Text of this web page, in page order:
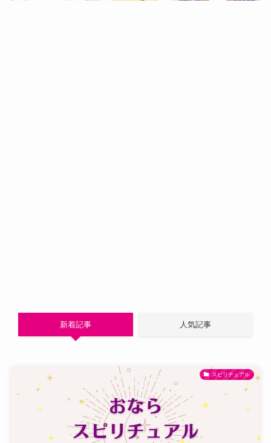
新着記事 人気記事
スピリチュアル